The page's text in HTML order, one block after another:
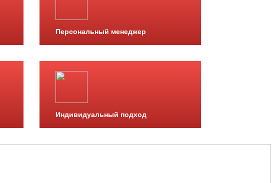
Персональный менеджер
Индивидуальный подход